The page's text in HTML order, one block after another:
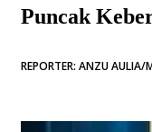
Puncak
REPORTER: ANZU